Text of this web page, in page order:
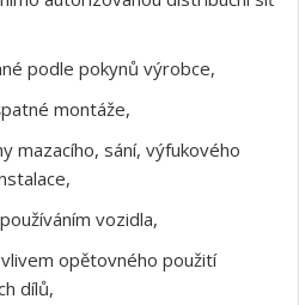
podle pokynů výrobce,
montáže,
mazacího, sání, výfukového
vozidla,
opětovného použití
dílů,